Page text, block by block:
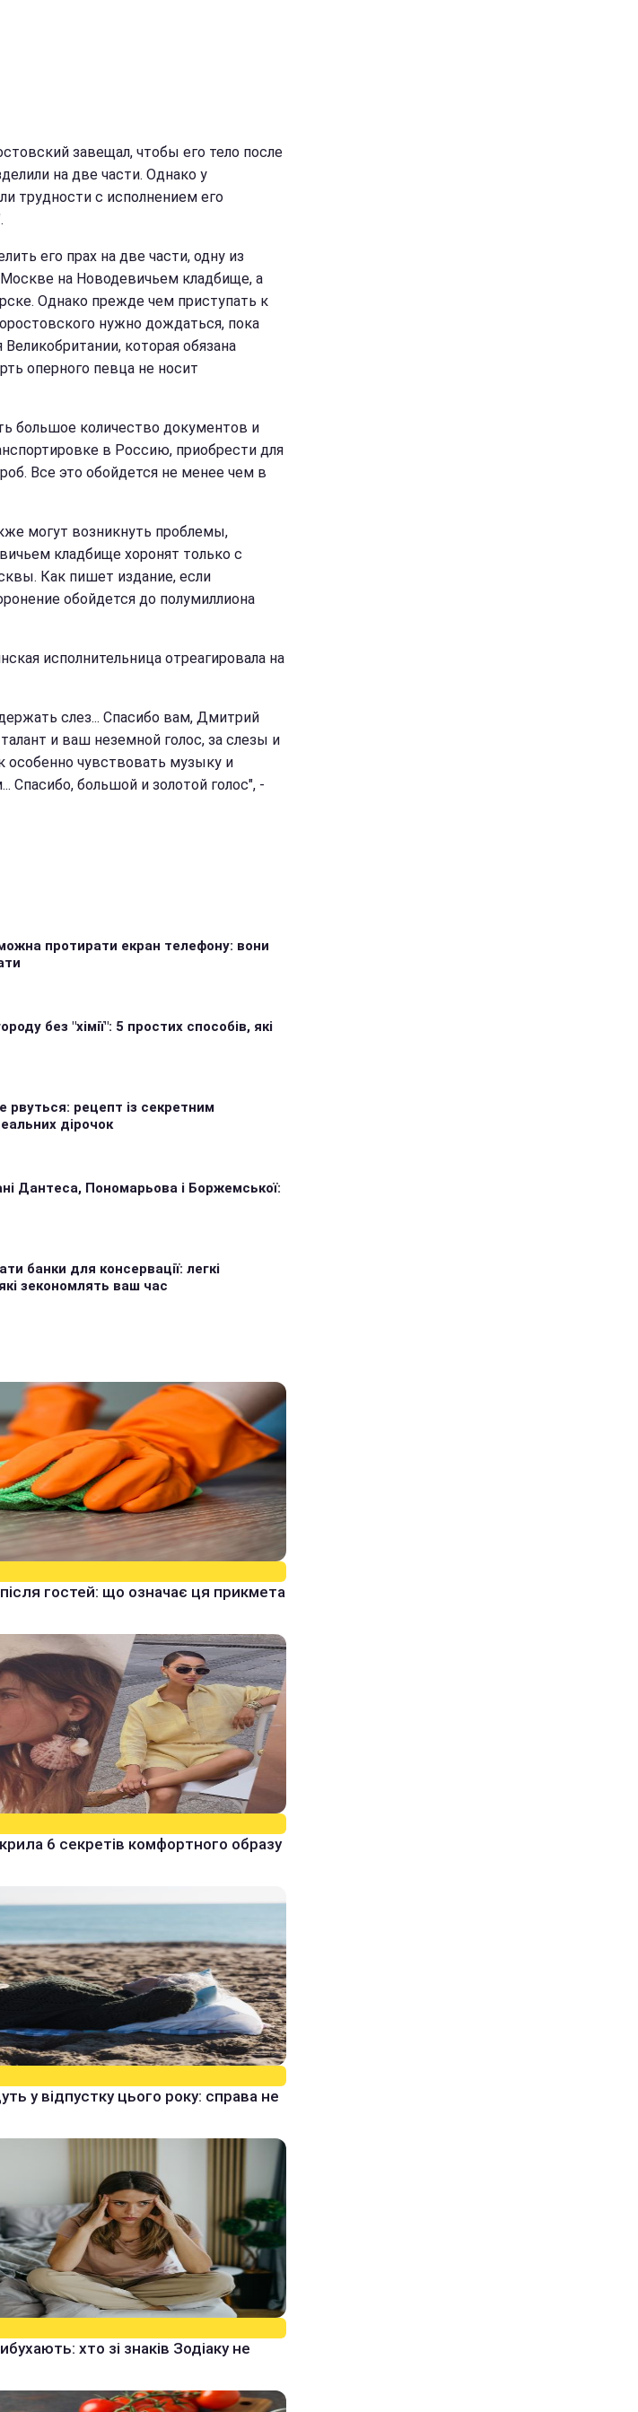
завещал, чтобы его тело после
на две части. Однако у
трудности с исполнением его
его прах на две части, одну из
на Новодевичьем кладбище, а
Однако прежде чем приступать к
нужно дождаться, пока
которая обязана
оперного певца не носит
большое количество документов и
в Россию, приобрести для
Все это обойдется не менее чем в
могут возникнуть проблемы,
кладбище хоронят только с
Как пишет издание, если
обойдется до полумиллиона
исполнительница отреагировала на
слез... Спасибо вам, Дмитрий
и ваш неземной голос, за слезы и
особенно чувствовать музыку и
Спасибо, большой и золотой голос", -
протирати екран телефону: вони
без "хімії": 5 простих способів, які
рвуться: рецепт із секретним
дірочок
Дантеса, Пономарьова і Боржемської:
банки для консервації: легкі
зекономлять ваш час
гостей: що означає ця прикмета
6 секретів комфортного образу
у відпустку цього року: справа не
хто зі знаків Зодіаку не